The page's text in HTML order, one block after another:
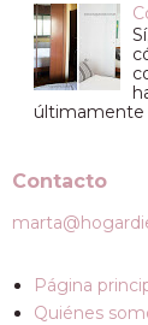
últimamente
Contacto
Página
Quiénes